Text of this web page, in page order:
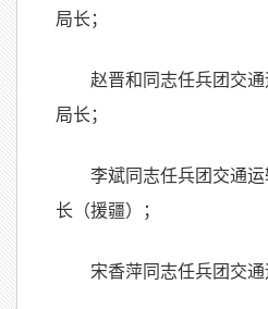
局长；
赵晋和同志任兵团交
局长；
李斌同志任兵团交通
长（援疆）；
宋香萍同志任兵团交通